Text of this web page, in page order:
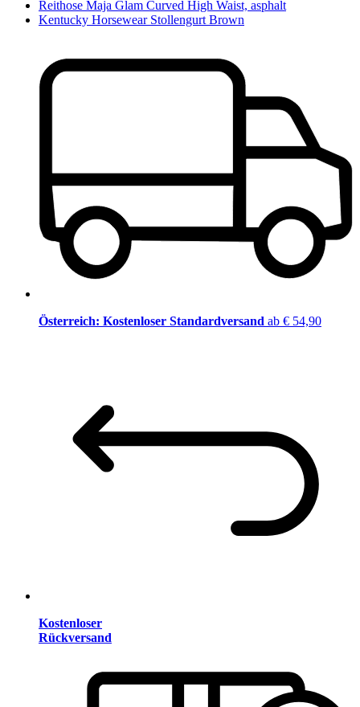
Reithose Maja Glam Curved High Waist, asphalt
Kentucky Horsewear Stollengurt Brown
Österreich: Kostenloser Standardversand ab € 54,90
Kostenloser
Rückversand